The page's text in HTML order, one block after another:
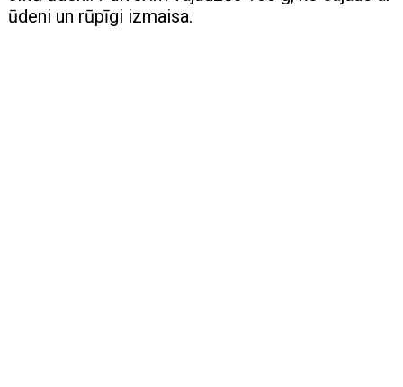
ūdeni un rūpīgi izmaisa.